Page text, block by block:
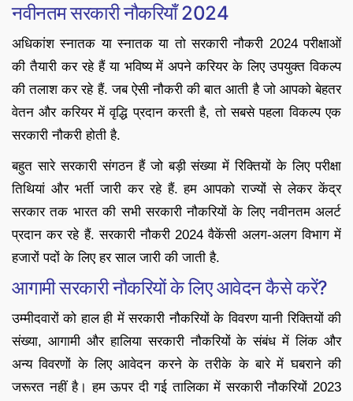
नवीनतम सरकारी नौकरियाँ 2024
अधिकांश स्नातक या स्नातक या तो सरकारी नौकरी 2024 परीक्षाओं
की तैयारी कर रहे हैं या भविष्य में अपने करियर के लिए उपयुक्त विकल्प
की तलाश कर रहे हैं. जब ऐसी नौकरी की बात आती है जो आपको बेहतर
वेतन और करियर में वृद्धि प्रदान करती है, तो सबसे पहला विकल्प एक
सरकारी नौकरी होती है.
बहुत सारे सरकारी संगठन हैं जो बड़ी संख्या में रिक्तियों के लिए परीक्षा
तिथियां और भर्ती जारी कर रहे हैं. हम आपको राज्यों से लेकर केंद्र
सरकार तक भारत की सभी सरकारी नौकरियों के लिए नवीनतम अलर्ट
प्रदान कर रहे हैं. सरकारी नौकरी 2024 वैकेंसी अलग-अलग विभाग में
हजारों पदों के लिए हर साल जारी की जाती है.
आगामी सरकारी नौकरियों के लिए आवेदन कैसे करें?
उम्मीदवारों को हाल ही में सरकारी नौकरियों के विवरण यानी रिक्तियों की
संख्या, आगामी और हालिया सरकारी नौकरियों के संबंध में लिंक और
अन्य विवरणों के लिए आवेदन करने के तरीके के बारे में घबराने की
जरूरत नहीं है। हम ऊपर दी गई तालिका में सरकारी नौकरियों 2023